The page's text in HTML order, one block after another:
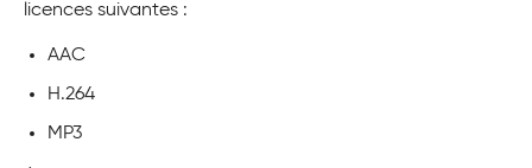
licences suivantes :
AAC
H.264
MP3